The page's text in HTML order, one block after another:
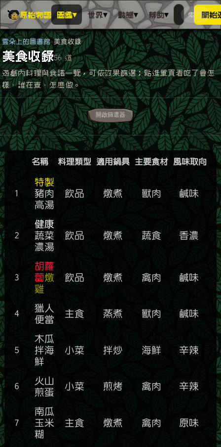
原始物語 圖鑑▾ 世界▾ 動態▾ 幫助▾
搜尋萬物
搜人物、
索引開始
雲朵上的圖書館 美食收錄
美食收錄56 道
遊戲內料理與食譜一覽，可依效果篩選；點進單頁看吃了會怎
樣、誰在賣、怎麼做。
開啟篩選器
名稱 料理類型 適用鍋具 主要食材 風味取向
1
特製
豬肉
高湯
飲品 燉煮 獸肉 鹹味
2
健康
蔬菜
濃湯
飲品 燉煮 蔬食 香濃
3
胡蘿
蔔燉
雞
飲品 燉煮 禽肉 鹹味
4
獵人
便當
主食 蒸煮 獸肉 鹹味
5
木瓜
拌海
鮮
小菜 拌炒 海鮮 辛辣
6
火山
煎蛋
小菜 煎烤 禽肉 辛辣
7
南瓜
玉米
糊
主食 燉煮 禽肉 原味